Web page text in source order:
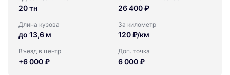
20 тн 26 400 ₽
Длина кузова
до 13,6 м
За километр
120 ₽/км
Въезд в центр
+6 000 ₽
Доп. точка
6 000 ₽